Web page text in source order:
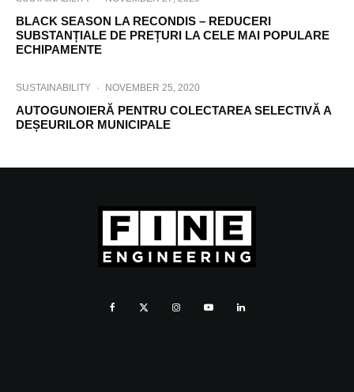
BLACK SEASON LA RECONDIS – REDUCERI
SUBSTANȚIALE DE PREȚURI LA CELE MAI POPULARE
ECHIPAMENTE
SUSTAINABILITY · NOVEMBER 25, 2020
AUTOGUNOIERĂ PENTRU COLECTAREA SELECTIVĂ A
DEȘEURILOR MUNICIPALE